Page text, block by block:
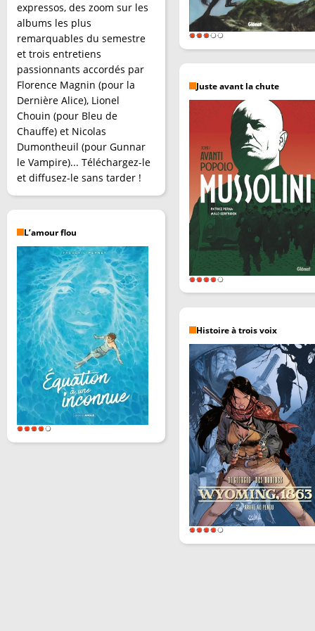
expressos, des zoom sur les
albums les plus
remarquables du semestre
et trois entretiens
passionnants accordés par
Florence Magnin (pour la
Dernière Alice), Lionel
Chouin (pour Bleu de
Chauffe) et Nicolas
Dumontheuil (pour Gunnar
le Vampire)... Téléchargez-le
et diffusez-le sans tarder !
L’amour flou
Juste avant la chute
Histoire à trois voix